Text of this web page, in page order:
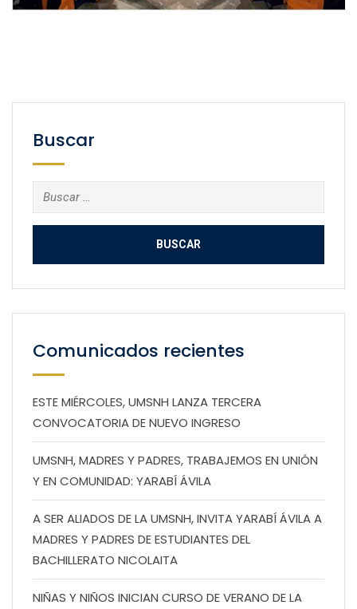
Buscar
Buscar:
Comunicados recientes
ESTE MIÉRCOLES, UMSNH LANZA TERCERA
CONVOCATORIA DE NUEVO INGRESO
UMSNH, MADRES Y PADRES, TRABAJEMOS EN UNIÓN
Y EN COMUNIDAD: YARABÍ ÁVILA
A SER ALIADOS DE LA UMSNH, INVITA YARABÍ ÁVILA A
MADRES Y PADRES DE ESTUDIANTES DEL
BACHILLERATO NICOLAITA
NIÑAS Y NIÑOS INICIAN CURSO DE VERANO DE LA